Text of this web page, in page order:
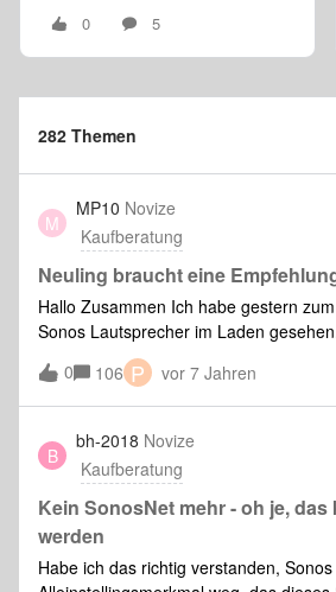
0 5
282 Themen
M
MP10 Novize
Kaufberatung
Neuling braucht eine
Hallo Zusammen Ich habe gestern zum ersten Mal die
Sonos Lautsprecher im Laden
wir uns eine kleine Stereoanlage
Möglichkeiten mit Sonos sind schon
Fragen: Wir haben ein Zimmer, quadratisch, ca.16m2. Dies
soll als klassisches Musikzimmer
alter Plattenspieler stehen und wenn
Sonossystem eingebunden werden.
Raum wirklich sehr gute Musikqualität
würdet ihr für diesen Raum empfehlen? Dann geht es um
das Wohn- und Esszimmer. Dieser
und ist ca. 36m2 gross. Auch hier soll
0 106 P vor 7 Jahren
B
bh-2018 Novize
Kaufberatung
Kein SonosNet mehr - oh je, das
werden
Habe ich das richtig verstanden,